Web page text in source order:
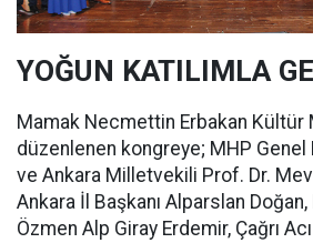
YOĞUN KATILIMLA
Mamak Necmettin Erbakan Kültür
düzenlenen kongreye; MHP Genel
ve Ankara Milletvekili Prof. Dr.
Ankara İl Başkanı Alparslan
Özmen Alp Giray Erdemir, Çağrı